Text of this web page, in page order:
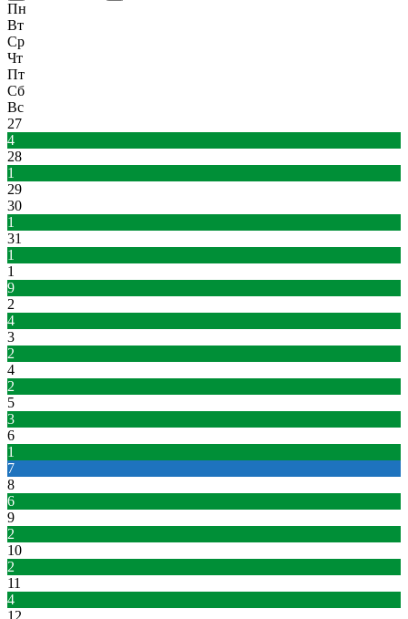
Пн
Вт
Ср
Чт
Пт
Сб
Вс
27
4
28
1
29
30
1
31
1
1
9
2
4
3
2
4
2
5
3
6
1
7
8
6
9
2
10
2
11
4